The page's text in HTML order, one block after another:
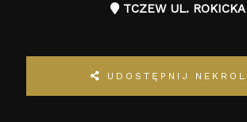
TCZEW UL. ROKICKA
UDOSTĘPNIJ